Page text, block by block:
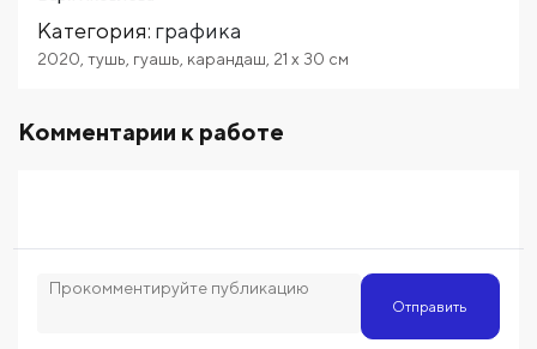
Категория: графика
2020 тушь гуашь карандаш 21 x 30 см
Комментарии к работе
Отправить